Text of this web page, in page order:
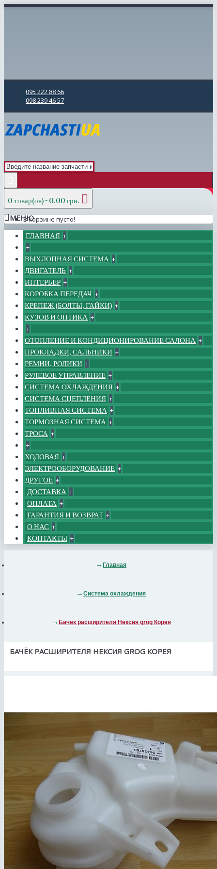
095 222 88 66
098 239 46 57
0 товар(ов) - 0.00 грн.
В корзине пусто!
МЕНЮ
ГЛАВНАЯ +
+
ВЫХЛОПНАЯ СИСТЕМА +
ДВИГАТЕЛЬ +
ИНТЕРЬЕР +
КОРОБКА ПЕРЕДАЧ +
КРЕПЕЖ (БОЛТЫ, ГАЙКИ) +
КУЗОВ И ОПТИКА +
+
ОТОПЛЕНИЕ И КОНДИЦИОНИРОВАНИЕ САЛОНА +
ПРОКЛАДКИ, САЛЬНИКИ +
РЕМНИ, РОЛИКИ +
РУЛЕВОЕ УПРАВЛЕНИЕ +
СИСТЕМА ОХЛАЖДЕНИЯ +
СИСТЕМА СЦЕПЛЕНИЯ +
ТОПЛИВНАЯ СИСТЕМА +
ТОРМОЗНАЯ СИСТЕМА +
ТРОСА +
+
ХОДОВАЯ +
ЭЛЕКТРООБОРУДОВАНИЕ +
ДРУГОЕ +
ДОСТАВКА +
ОПЛАТА +
ГАРАНТИЯ И ВОЗВРАТ +
О НАС +
КОНТАКТЫ +
Главная
Система охлаждения
Бачёк расширителя Нексия grog Корея
БАЧЁК РАСШИРИТЕЛЯ НЕКСИЯ GROG КОРЕЯ